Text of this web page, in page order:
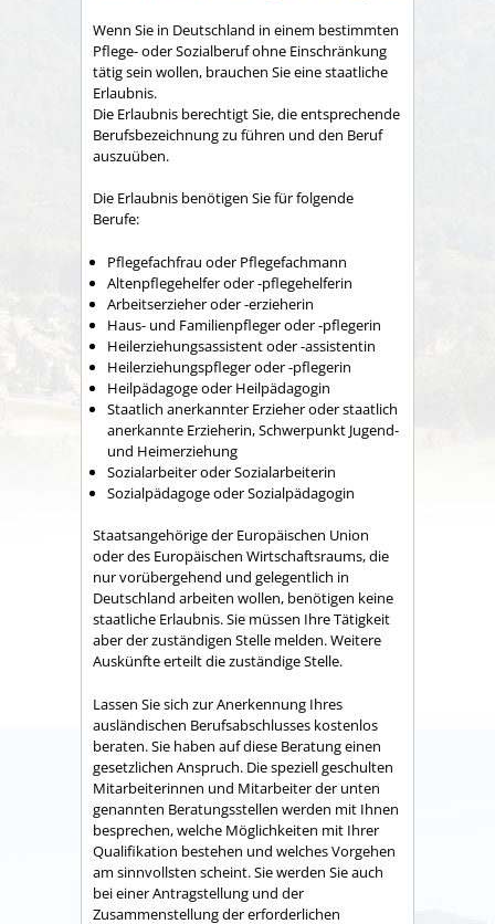
Wenn Sie in Deutschland in einem bestimmten
Pflege- oder Sozialberuf ohne Einschränkung
tätig sein wollen, brauchen Sie eine staatliche
Erlaubnis.
Die Erlaubnis berechtigt Sie, die entsprechende
Berufsbezeichnung zu führen und den Beruf
auszuüben.
Die Erlaubnis benötigen Sie für folgende
Berufe:
Pflegefachfrau oder Pflegefachmann
Altenpflegehelfer oder -pflegehelferin
Arbeitserzieher oder -erzieherin
Haus- und Familienpfleger oder -pflegerin
Heilerziehungsassistent oder -assistentin
Heilerziehungspfleger oder -pflegerin
Heilpädagoge oder Heilpädagogin
Staatlich anerkannter Erzieher oder staatlich
anerkannte Erzieherin, Schwerpunkt Jugend-
und Heimerziehung
Sozialarbeiter oder Sozialarbeiterin
Sozialpädagoge oder Sozialpädagogin
Staatsangehörige der Europäischen Union
oder des Europäischen Wirtschaftsraums, die
nur vorübergehend und gelegentlich in
Deutschland arbeiten wollen, benötigen keine
staatliche Erlaubnis. Sie müssen Ihre Tätigkeit
aber der zuständigen Stelle melden.Weitere
Auskünfte erteilt die zuständige Stelle.
Lassen Sie sich zur Anerkennung Ihres
ausländischen Berufsabschlusses kostenlos
beraten. Sie haben auf diese Beratung einen
gesetzlichen Anspruch. Die speziell geschulten
Mitarbeiterinnen und Mitarbeiter der unten
genannten Beratungsstellen werden mit Ihnen
besprechen, welche Möglichkeiten mit Ihrer
Qualifikation bestehen und welches Vorgehen
am sinnvollsten scheint. Sie werden Sie auch
bei einer Antragstellung und der
Zusammenstellung der erforderlichen